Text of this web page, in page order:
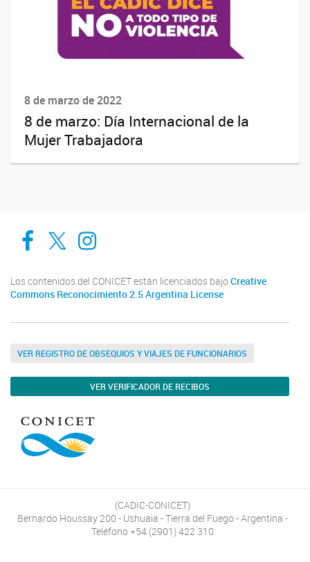
8 de marzo de 2022
8 de marzo: Día Internacional de la
Mujer Trabajadora
Cadic en RedCADIC Ushuaia
Cadic en Red
Los contenidos del CONICET están licenciados bajo Creative
Commons Reconocimiento 2.5 Argentina License
VER REGISTRO DE OBSEQUIOS Y VIAJES DE FUNCIONARIOS
VER VERIFICADOR DE RECIBOS
(CADIC-CONICET)
Bernardo Houssay 200 - Ushuaia - Tierra del Fuego - Argentina -
Teléfono +54 (2901) 422 310